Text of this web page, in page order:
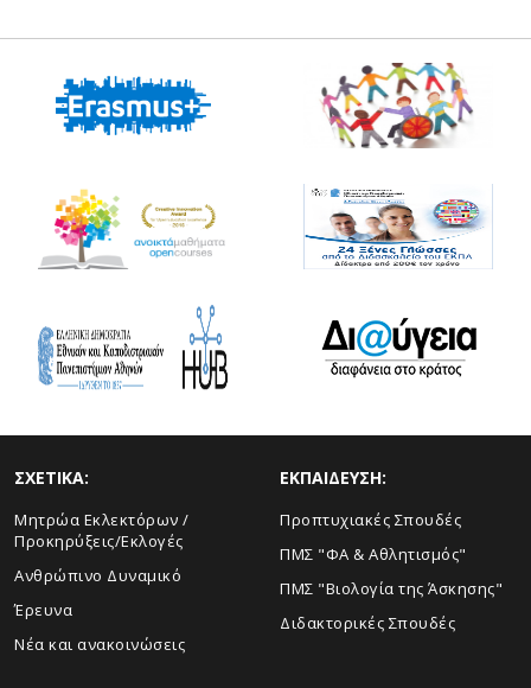
ΣΧΕΤΙΚΑ:
Μητρώα Εκλεκτόρων /
Προκηρύξεις/Εκλογές
Ανθρώπινο Δυναμικό
Έρευνα
Νέα και ανακοινώσεις
ΕΚΠΑΙΔΕΥΣΗ:
Προπτυχιακές Σπουδές
ΠΜΣ "ΦΑ & Αθλητισμός"
ΠΜΣ "Βιολογία της Άσκησης"
Διδακτορικές Σπουδές